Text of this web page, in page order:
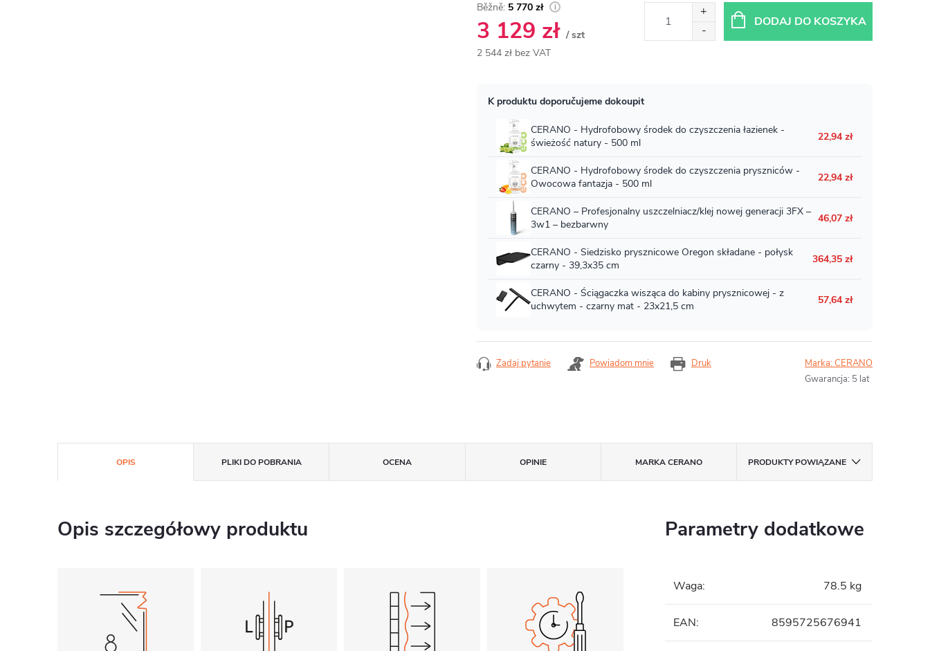
5 770 zł
3 129 zł / szt
2 544 zł bez VAT
DODAJ DO KOSZYKA
Druk
Zadaj pytanie Powiadom mnie Marka:CERANO
Gwarancja: 5 lat
OPIS PLIKI DO POBRANIA OCENA OPINIE MARKACERANO PRODUKTY POWIĄZANE
Opis szczegółowy produktu Parametry dodatkowe
Waga: 78.5 kg
EAN: 8595725676941